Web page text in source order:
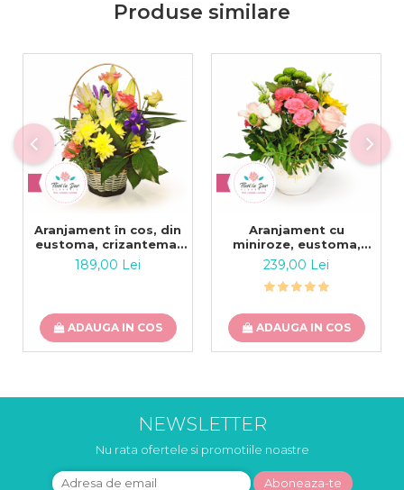
Produse similare
Aranjament în cos, din
eustoma, crizantema,
crin și iris
189,00 Lei
ADAUGA IN COS
Aranjament cu
miniroze, eustoma,
crizantema, trandafir in
vas ceramica
239,00 Lei
ADAUGA IN COS
NEWSLETTER
Nu rata ofertele si promotiile noastre